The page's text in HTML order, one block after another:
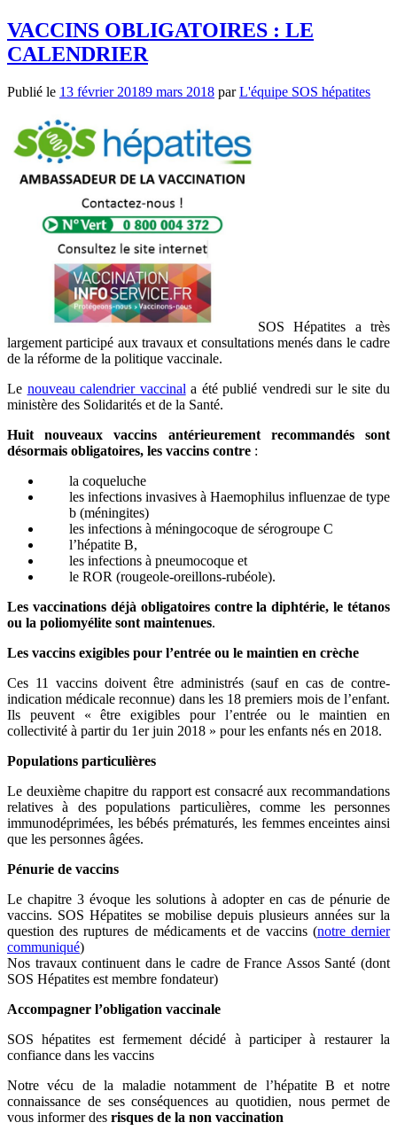
VACCINS OBLIGATOIRES : LE
CALENDRIER
Publié le 13 février 20189 mars 2018 parL'équipe SOS hépatites
SOS Hépatites a très
largement participé aux travaux et consultations menés dans le cadre
de la réforme de la politique vaccinale.
Le nouveau calendrier vaccinal a été publié vendredi sur le site du
ministère des Solidarités et de la Santé.
Huit nouveaux vaccins antérieurement recommandés sont
désormais obligatoires, les vaccins contre :
la coqueluche
les infections invasives à Haemophilus influenzae de type
b (méningites)
les infections à méningocoque de sérogroupe C
l’hépatite B,
les infections à pneumocoque et
le ROR (rougeole-oreillons-rubéole).
Les vaccinations déjà obligatoires contre la diphtérie, le tétanos
ou la poliomyélite sont maintenues.
Les vaccins exigibles pour l’entrée ou le maintien en crèche
Ces 11 vaccins doivent être administrés (sauf en cas de contre-
indication médicale reconnue) dans les 18 premiers mois de l’enfant.
Ils peuvent « être exigibles pour l’entrée ou le maintien en
collectivité à partir du 1er juin 2018 » pour les enfants nés en 2018.
Populations particulières
Le deuxième chapitre du rapport est consacré aux recommandations
relatives à des populations particulières, comme les personnes
immunodéprimées, les bébés prématurés, les femmes enceintes ainsi
que les personnes âgées.
Pénurie de vaccins
Le chapitre 3 évoque les solutions à adopter en cas de pénurie de
vaccins. SOS Hépatites se mobilise depuis plusieurs années sur la
question des ruptures de médicaments et de vaccins (notre dernier
communiqué)
Nos travaux continuent dans le cadre de France Assos Santé (dont
SOS Hépatites est membre fondateur)
Accompagner l’obligation vaccinale
SOS hépatites est fermement décidé à participer à restaurer la
confiance dans les vaccins
Notre vécu de la maladie notamment de l’hépatite B et notre
connaissance de ses conséquences au quotidien, nous permet de
vous informer des risques de la non vaccination